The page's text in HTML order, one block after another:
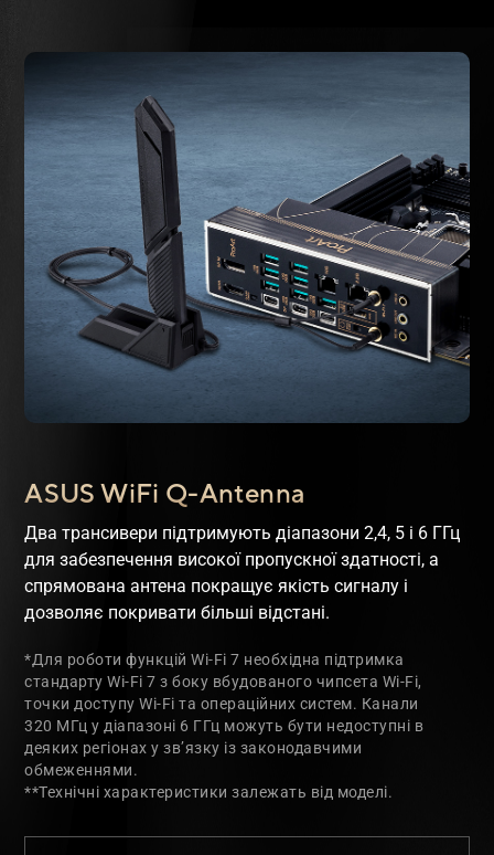
ASUS WiFi Q-Antenna
Два трансивери підтримують діапазони 2,4, 5 і 6 ГГц
для забезпечення високої пропускної здатності, а
спрямована антена покращує якість сигналу і
дозволяє покривати більші відстані.
*Для роботи функцій Wi-Fi 7 необхідна підтримка
стандарту Wi-Fi 7 з боку вбудованого чипсета Wi-Fi,
точки доступу Wi-Fi та операційних систем. Канали
320 МГц у діапазоні 6 ГГц можуть бути недоступні в
деяких регіонах у зв’язку із законодавчими
обмеженнями.
**Технічні характеристики залежать від моделі.